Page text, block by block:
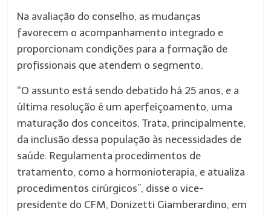
Na avaliação do conselho, as mudanças
favorecem o acompanhamento integrado e
proporcionam condições para a formação de
profissionais que atendem o segmento.
“O assunto está sendo debatido há 25 anos, e a
última resolução é um aperfeiçoamento, uma
maturação dos conceitos. Trata, principalmente,
da inclusão dessa população às necessidades de
saúde. Regulamenta procedimentos de
tratamento, como a hormonioterapia, e atualiza
procedimentos cirúrgicos”, disse o vice-
presidente do CFM, Donizetti Giamberardino, em